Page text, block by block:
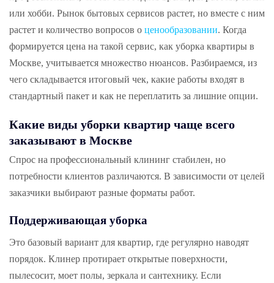
или хобби. Рынок бытовых сервисов растет, но вместе с ним
растет и количество вопросов о ценообразовании. Когда
формируется цена на такой сервис, как уборка квартиры в
Москве, учитывается множество нюансов. Разбираемся, из
чего складывается итоговый чек, какие работы входят в
стандартный пакет и как не переплатить за лишние опции.
Какие виды уборки квартир чаще всего
заказывают в Москве
Спрос на профессиональный клининг стабилен, но
потребности клиентов различаются. В зависимости от целей
заказчики выбирают разные форматы работ.
Поддерживающая уборка
Это базовый вариант для квартир, где регулярно наводят
порядок. Клинер протирает открытые поверхности,
пылесосит, моет полы, зеркала и сантехнику. Если